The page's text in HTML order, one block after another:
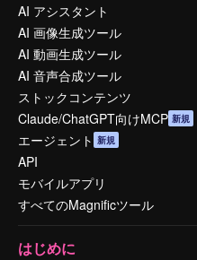
AI アシスタント
AI 画像生成ツール
AI 動画生成ツール
AI 音声合成ツール
ストックコンテンツ
Claude/ChatGPT向けMCP 新規
エージェント 新規
API
モバイルアプリ
すべてのMagnificツール
はじめに